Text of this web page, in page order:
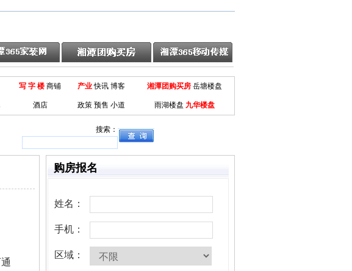
写 字 楼 商铺 产业 快讯 博客 湘潭团购买房 岳塘楼盘
酒店 政策 预售 小道 雨湖楼盘 九华楼盘
搜索：
购房报名
姓名：
手机：
区域：